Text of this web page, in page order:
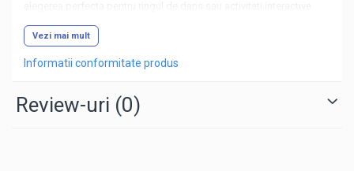
Realizata din spuma poliuretanica usoara si confortabila, bagheta
LED este usor de manevrat si potrivita atat pentru adulti, cat si
in timpul utilizarii, iar culoarea violet ofera un efect atractiv si
Vezi mai mult
Informatii conformitate produs
Review-uri (0)